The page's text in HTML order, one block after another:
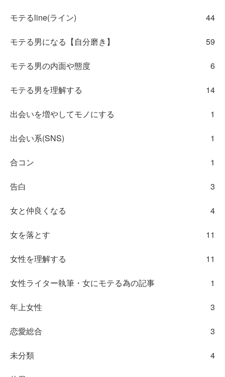
モテるline(ライン) 44
モテる男になる【自分磨き】 59
モテる男の内面や態度 6
モテる男を理解する 14
出会いを増やしてモノにする 1
出会い系(SNS) 1
合コン 1
告白 3
女と仲良くなる 4
女を落とす 11
女性を理解する 11
女性ライター執筆・女にモテる為の記事 1
年上女性 3
恋愛総合 3
未分類 4